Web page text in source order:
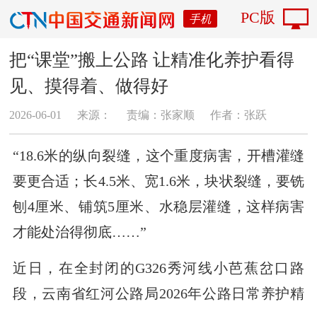
手机 PC版
把“课堂”搬上公路 让精准化养护看得
见、摸得着、做得好
2026-06-01 来源： 责编：张家顺 作者：张跃
“18.6米的纵向裂缝，这个重度病害，开槽灌缝
要更合适；长4.5米、宽1.6米，块状裂缝，要铣
刨4厘米、铺筑5厘米、水稳层灌缝，这样病害
才能处治得彻底……”
近日，在全封闭的G326秀河线小芭蕉岔口路
段，云南省红河公路局2026年公路日常养护精